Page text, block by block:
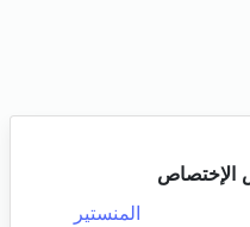
المنستير